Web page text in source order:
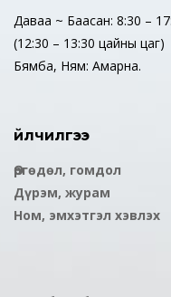
Даваа ~ Баасан: 8:30 –
(12:30 – 13:30 цайны цаг)
Бямба, Ням: Амарна.
Үйлчилгээ
Өргөдөл, гомдол
Дүрэм, журам
Ном, эмхэтгэл хэвлэх